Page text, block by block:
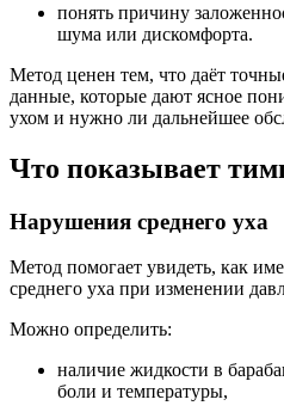
понять причину
шума или дискомфорта.
Метод ценен тем, что даёт
данные, которые дают ясное
ухом и нужно ли дальнейшее
Что показывает
Нарушения среднего уха
Метод помогает увидеть, как
среднего уха при изменении
Можно определить:
наличие жидкости в
боли и температуры,